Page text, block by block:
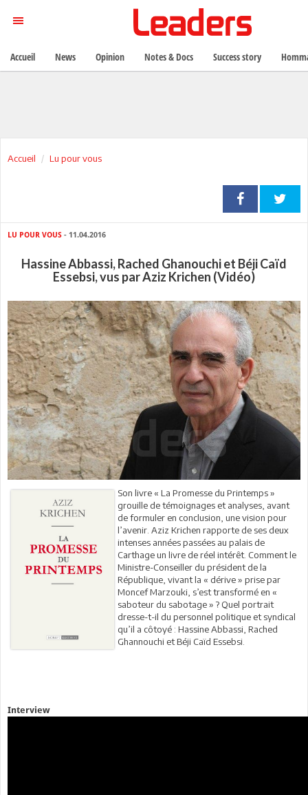
Accueil Lu pour vous
LU POUR VOUS - 11.04.2016
Hassine Abbassi, Rached Ghanouchi et Béji Caïd
Essebsi, vus par Aziz Krichen (Vidéo)
Son livre « La Promesse du Printemps »
grouille de témoignages et analyses, avant
de formuler en conclusion, une vision pour
l’avenir. Aziz Krichen rapporte de ses deux
intenses années passées au palais de
Carthage un livre de réel intérêt. Comment le
Ministre-Conseiller du président de la
République, vivant la « dérive » prise par
Moncef Marzouki, s’est transformé en «
saboteur du sabotage » ? Quel portrait
dresse-t-il du personnel politique et syndical
qu’il a côtoyé : Hassine Abbassi, Rached
Ghannouchi et Béji Caïd Essebsi.
Interview
Accueil News Opinion Notes & Docs Success story